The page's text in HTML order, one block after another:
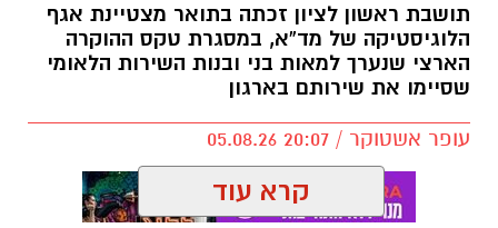
תושבת ראשון לציון זכתה בתואר מצטיינת אגף
הלוגיסטיקה של מד”א, במסגרת טקס ההוקרה
הארצי שנערך למאות בני ובנות השירות הלאומי
שסיימו את שירותם בארגון
עופר אשטוקר / 20:07 05.08.26
קרא עוד